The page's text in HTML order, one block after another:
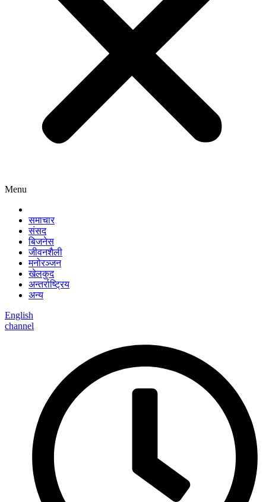
Menu
समाचार
संसद
बिजनेस
जीवनशैली
मनोरञ्जन
खेलकुद
अन्तर्राष्ट्रिय
अन्य
English
channel